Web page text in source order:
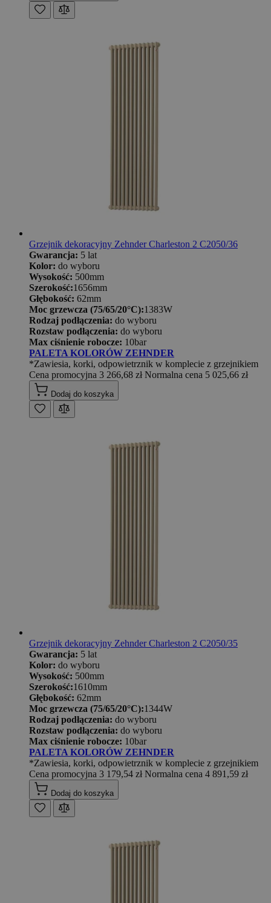
Grzejnik dekoracyjny Zehnder Charleston 2 C2050/36
Gwarancja: 5 lat
Kolor: do wyboru
Wysokość: 500mm
Szerokość:1656mm
Głębokość: 62mm
Moc grzewcza (75/65/20°C):1383W
Rodzaj podłączenia: do wyboru
Rozstaw podłączenia: do wyboru
Max ciśnienie robocze: 10bar
PALETA KOLORÓW ZEHNDER
*Zawiesia, korki, odpowietrznik w komplecie z grzejnikiem
Cena promocyjna 3 266,68 zł Normalna cena 5 025,66 zł
Dodaj do koszyka
Grzejnik dekoracyjny Zehnder Charleston 2 C2050/35
Gwarancja: 5 lat
Kolor: do wyboru
Wysokość: 500mm
Szerokość:1610mm
Głębokość: 62mm
Moc grzewcza (75/65/20°C):1344W
Rodzaj podłączenia: do wyboru
Rozstaw podłączenia: do wyboru
Max ciśnienie robocze: 10bar
PALETA KOLORÓW ZEHNDER
*Zawiesia, korki, odpowietrznik w komplecie z grzejnikiem
Cena promocyjna 3 179,54 zł Normalna cena 4 891,59 zł
Dodaj do koszyka